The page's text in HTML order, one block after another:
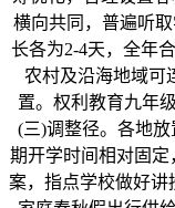
横向共同，普遍听
长各为2-4天，全年
农村及沿海地域可
置。权利教育九年
(三)调整径。各地
期开学时间相对固
案，指点学校做好讲